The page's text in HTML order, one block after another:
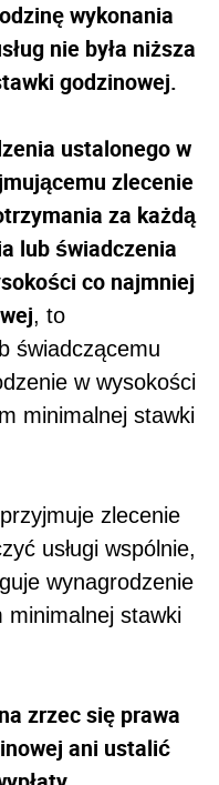
wykonania
nie była niższa
godzinowej.
ustalonego w
zlecenie
za każdą
lub świadczenia
co najmniej
, to
świadczącemu
w wysokości
minimalnej stawki
zlecenie
usługi wspólnie,
wynagrodzenie
minimalnej stawki
zrzec się prawa
ani ustalić